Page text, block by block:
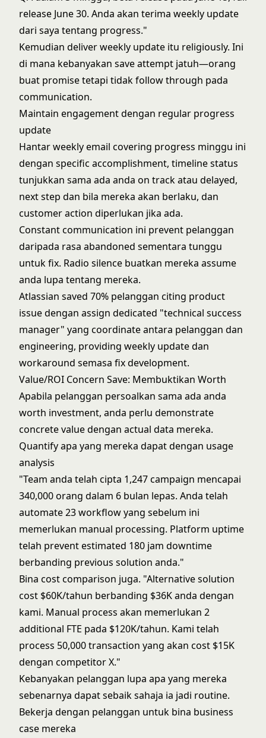
release June 30. Anda akan terima weekly update
dari saya tentang progress."
Kemudian deliver weekly update itu religiously. Ini
di mana kebanyakan save attempt jatuh—orang
buat promise tetapi tidak follow through pada
communication.
Maintain engagement dengan regular progress
update
Hantar weekly email covering progress minggu ini
dengan specific accomplishment, timeline status
tunjukkan sama ada anda on track atau delayed,
next step dan bila mereka akan berlaku, dan
customer action diperlukan jika ada.
Constant communication ini prevent pelanggan
daripada rasa abandoned sementara tunggu
untuk fix. Radio silence buatkan mereka assume
anda lupa tentang mereka.
Atlassian saved 70% pelanggan citing product
issue dengan assign dedicated "technical success
manager" yang coordinate antara pelanggan dan
engineering, providing weekly update dan
workaround semasa fix development.
Value/ROI Concern Save: Membuktikan Worth
Apabila pelanggan persoalkan sama ada anda
worth investment, anda perlu demonstrate
concrete value dengan actual data mereka.
Quantify apa yang mereka dapat dengan usage
analysis
"Team anda telah cipta 1,247 campaign mencapai
340,000 orang dalam 6 bulan lepas. Anda telah
automate 23 workflow yang sebelum ini
memerlukan manual processing. Platform uptime
telah prevent estimated 180 jam downtime
berbanding previous solution anda."
Bina cost comparison juga. "Alternative solution
cost $60K/tahun berbanding $36K anda dengan
kami. Manual process akan memerlukan 2
additional FTE pada $120K/tahun. Kami telah
process 50,000 transaction yang akan cost $15K
dengan competitor X."
Kebanyakan pelanggan lupa apa yang mereka
sebenarnya dapat sebaik sahaja ia jadi routine.
Bekerja dengan pelanggan untuk bina business
case mereka